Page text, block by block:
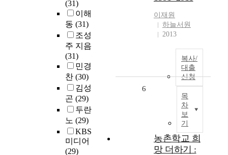
(31)
이해
동 (31)
조성
주 지음
(31)
민경
찬 (30)
김성
곤 (29)
두란
노 (29)
KBS
미디어
(29)
이재원
하늘서원
2013
복사/
대출
신청
목
차
보
기
6
농촌학교 희
망 더하기 :